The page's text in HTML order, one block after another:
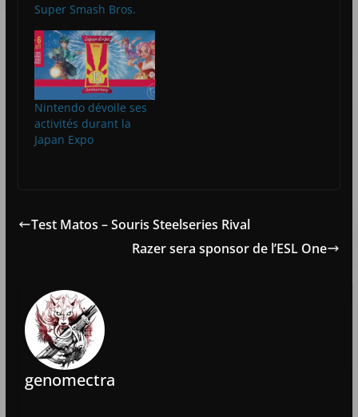
Super Smash Bros.
Nintendo dévoile ses
activités durant la
Japan Expo
Test Matos – Souris Steelseries Rival
Razer sera sponsor de l’ESL One
genomectra